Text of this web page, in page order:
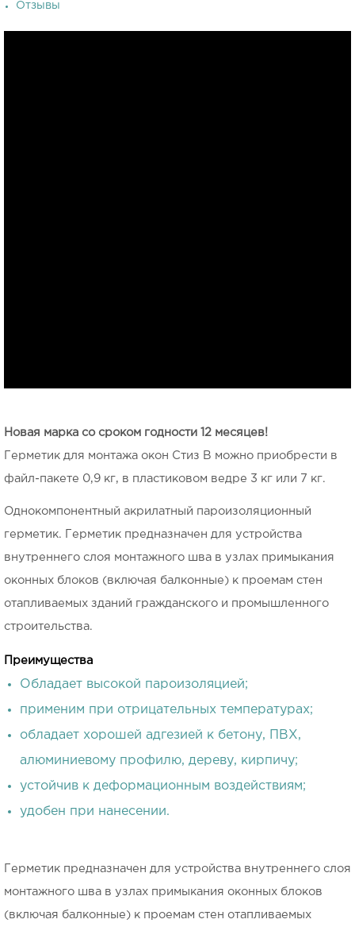
Отзывы
Новая марка со сроком годности 12 месяцев!
Герметик для монтажа окон Стиз В можно приобрести в
файл-пакете 0,9 кг, в пластиковом ведре 3 кг или 7 кг.
Однокомпонентный акрилатный пароизоляционный
герметик. Герметик предназначен для устройства
внутреннего слоя монтажного шва в узлах примыкания
оконных блоков (включая балконные) к проемам стен
отапливаемых зданий гражданского и промышленного
строительства.
Преимущества
Обладает высокой пароизоляцией;
применим при отрицательных температурах;
обладает хорошей адгезией к бетону, ПВХ,
алюминиевому профилю, дереву, кирпичу;
устойчив к деформационным воздействиям;
удобен при нанесении.
Герметик предназначен для устройства внутреннего слоя
монтажного шва в узлах примыкания оконных блоков
(включая балконные) к проемам стен отапливаемых